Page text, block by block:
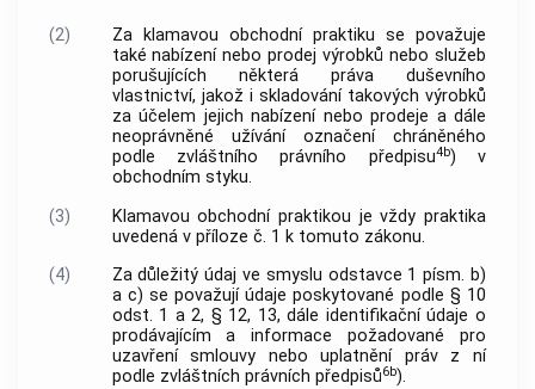
(2)
Za klamavou obchodní praktiku se považuje
také nabízení nebo prodej výrobků nebo služeb
porušujících některá práva duševního
vlastnictví, jakož i skladování takových výrobků
za účelem jejich nabízení nebo prodeje a dále
neoprávněné užívání označení chráněného
podle zvláštního právního předpisu4b) v
obchodním styku.
(3)
Klamavou obchodní praktikou je vždy praktika
uvedená v příloze č. 1 k tomuto zákonu.
(4)
Za důležitý údaj ve smyslu odstavce 1 písm. b)
a c) se považují údaje poskytované podle § 10
odst. 1 a 2, § 12, 13, dále identifikační údaje o
prodávajícím a informace požadované pro
uzavření smlouvy nebo uplatnění práv z ní
podle zvláštních právních předpisů6b).